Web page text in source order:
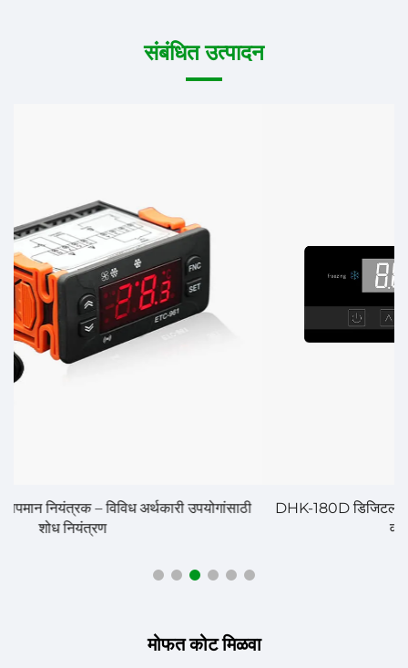
संबंधित उत्पादन
DHK-180D डिजिटल तापमान नियंत्रक – औद्योगिक आणि व्यापारिक
मोफत कोट मिळवा